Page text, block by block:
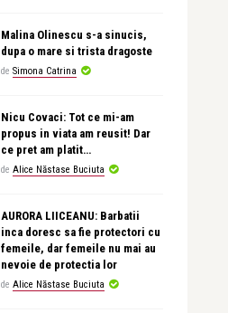
Malina Olinescu s-a sinucis,
dupa o mare si trista dragoste
de Simona Catrina
Nicu Covaci: Tot ce mi-am
propus in viata am reusit! Dar
ce pret am platit…
de Alice Năstase Buciuta
AURORA LIICEANU: Barbatii
inca doresc sa fie protectori cu
femeile, dar femeile nu mai au
nevoie de protectia lor
de Alice Năstase Buciuta